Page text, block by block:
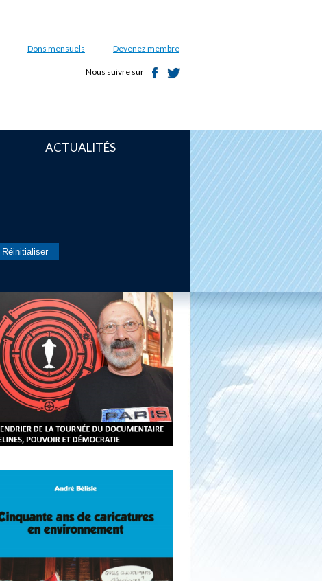
Dons mensuels Devenez membre
Nous suivre sur
ACTUALITÉS